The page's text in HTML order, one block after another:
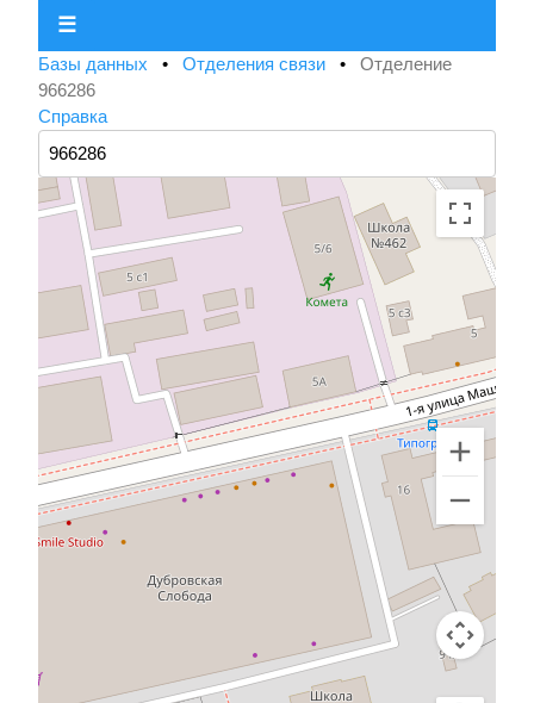
☰
Базы данных • Отделения связи • Отделение
966286
Справка